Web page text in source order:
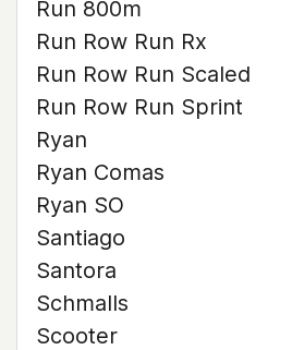
Run 800m
Run Row Run Rx
Run Row Run Scaled
Run Row Run Sprint
Ryan
Ryan Comas
Ryan SO
Santiago
Santora
Schmalls
Scooter